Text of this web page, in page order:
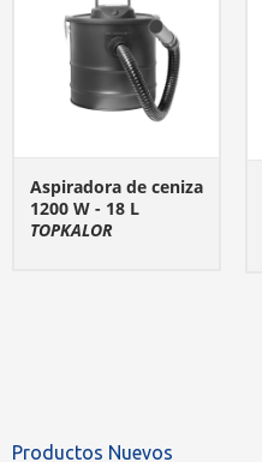
Aspiradora de ceniza
1200 W - 18 L
TOPKALOR
Productos Nuevos